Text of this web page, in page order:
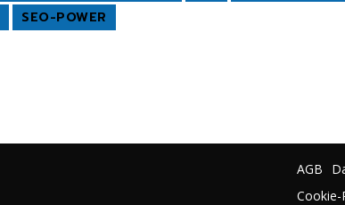
SEO-POWER
AGB
Cookie-